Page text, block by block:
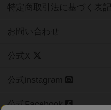
特定商取引法に基づく表記
お問い合わせ
公式X
公式instagram
公式Facebook